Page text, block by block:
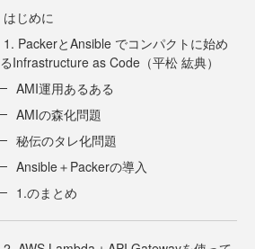
はじめに
1. PackerとAnsible でコンパクトに始め
るInfrastructure as Code（平松 紘典）
AMI運用あるある
AMIの森化問題
秘伝のタレ化問題
Ansible＋Packerの導入
1.のまとめ